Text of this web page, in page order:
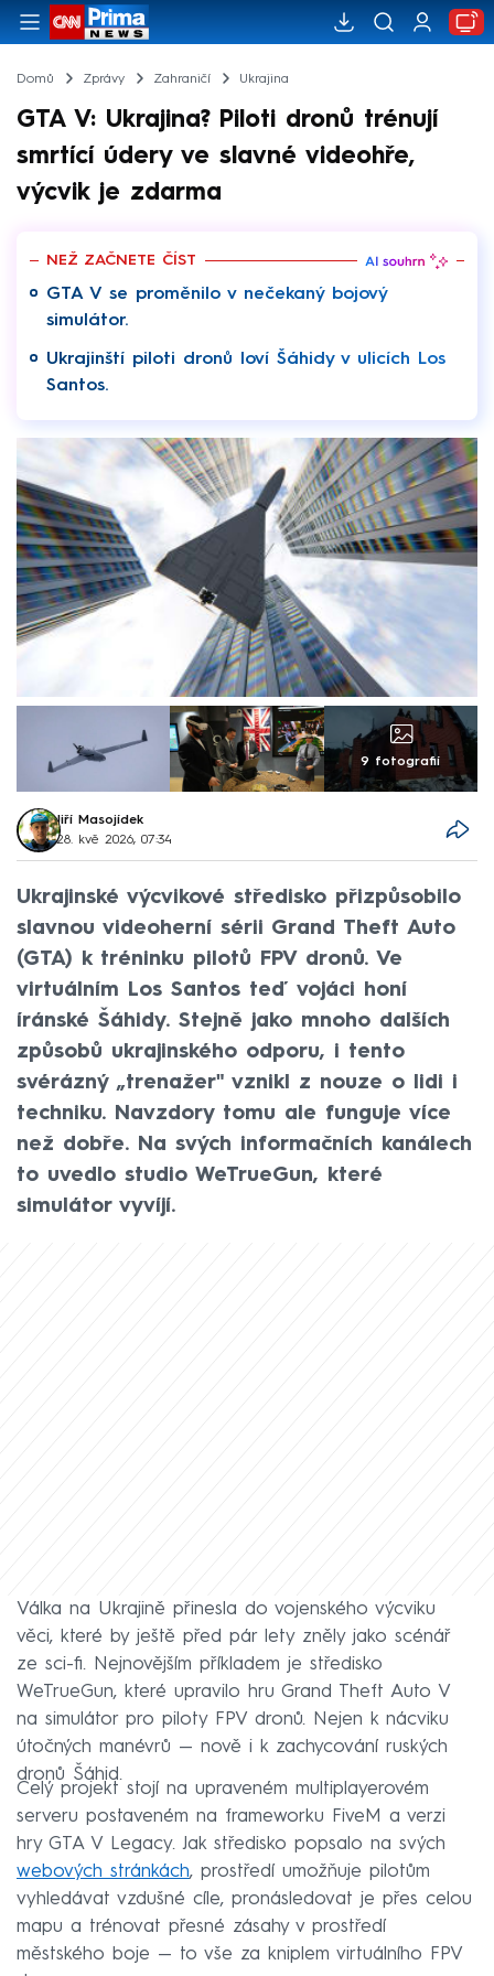
Domů Zprávy Zahraničí Ukrajina
GTA V: Ukrajina? Piloti dronů trénují
smrtící údery ve slavné videohře,
výcvik je zdarma
NEŽ ZAČNETE ČÍST
GTA V se proměnilo v nečekaný bojový
simulátor.
Ukrajinští piloti dronů loví Šáhidy v ulicích Los
Santos.
9 fotografií
Jiří Masojídek
28. kvě 2026, 07:34
Ukrajinské výcvikové středisko přizpůsobilo
slavnou videoherní sérii Grand Theft Auto
(GTA) k tréninku pilotů FPV dronů. Ve
virtuálním Los Santos teď vojáci honí
íránské Šáhidy. Stejně jako mnoho dalších
způsobů ukrajinského odporu, i tento
svérázný „trenažer" vznikl z nouze o lidi i
techniku. Navzdory tomu ale funguje více
než dobře. Na svých informačních kanálech
to uvedlo studio WeTrueGun, které
simulátor vyvíjí.
Válka na Ukrajině přinesla do vojenského výcviku
věci, které by ještě před pár lety zněly jako scénář
ze sci-fi. Nejnovějším příkladem je středisko
WeTrueGun, které upravilo hru Grand Theft Auto V
na simulátor pro piloty FPV dronů. Nejen k nácviku
útočných manévrů — nově i k zachycování ruských
dronů Šáhid.
Celý projekt stojí na upraveném multiplayerovém
serveru postaveném na frameworku FiveM a verzi
hry GTA V Legacy. Jak středisko popsalo na svých
webových stránkách, prostředí umožňuje pilotům
vyhledávat vzdušné cíle, pronásledovat je přes celou
mapu a trénovat přesné zásahy v prostředí
městského boje — to vše za kniplem virtuálního FPV